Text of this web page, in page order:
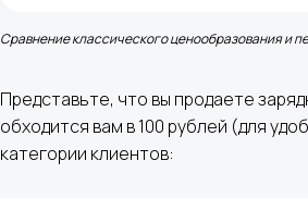
Сравнение классического ценообразования и
Представьте, что вы продаете
обходится вам в 100 рублей (для
категории клиентов: